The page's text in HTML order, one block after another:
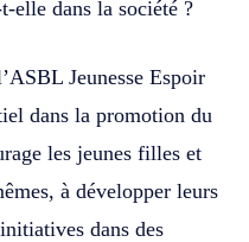
elle dans la société ?
Jeunesse Espoir
dans la promotion du
les jeunes filles et
à développer leurs
dans des